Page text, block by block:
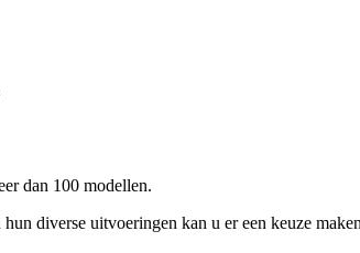
dan 100 modellen.
diverse uitvoeringen kan u er een keuze